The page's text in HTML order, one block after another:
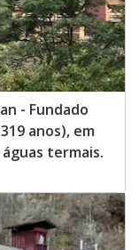
- Fundado
anos), em
águas termais.